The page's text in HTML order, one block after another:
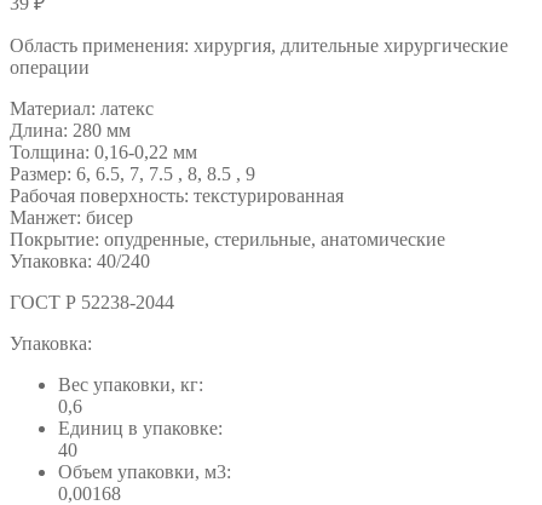
Область применения: хирургия, длительные хирургические
операции
Материал: латекс
Длина: 280 мм
Толщина: 0,16-0,22 мм
Размер: 6, 6.5, 7, 7.5 , 8, 8.5 , 9
Рабочая поверхность: текстурированная
Манжет: бисер
Покрытие: опудренные, стерильные, анатомические
Упаковка: 40/240
ГОСТ Р 52238-2044
Упаковка:
Вес упаковки, кг:
0,6
Единиц в упаковке:
40
Объем упаковки, м3:
0,00168